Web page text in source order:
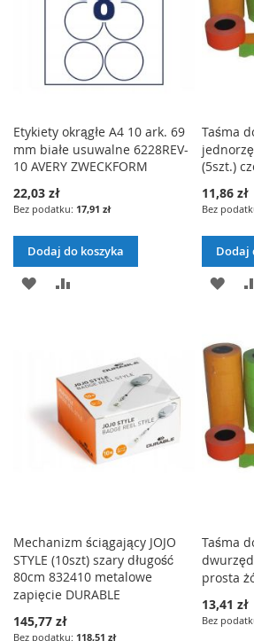
Etykiety okrągłe A4 10 ark. 69
mm białe usuwalne 6228REV-
10 AVERY ZWECKFORM
22,03 zł
17,91 zł
Dodaj do koszyka
DODAJ
ŻYCZEŃ
Taśma
(5szt.)
11,86 zł
Dodaj
LISTY
Mechanizm ściągający JOJO
STYLE (10szt) szary długość
80cm 832410 metalowe
zapięcie DURABLE
145,77 zł
118,51 zł
Taśma
prosta
13,41 zł